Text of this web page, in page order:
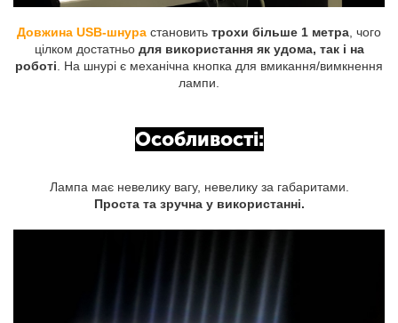
Довжина USB-шнура становить трохи більше 1 метра, чого
цілком достатньо для використання як удома, так і на
роботі. На шнурі є механічна кнопка для вмикання/вимкнення
лампи.
Особливості:
Лампа має невелику вагу, невелику за габаритами.
Проста та зручна у використанні.